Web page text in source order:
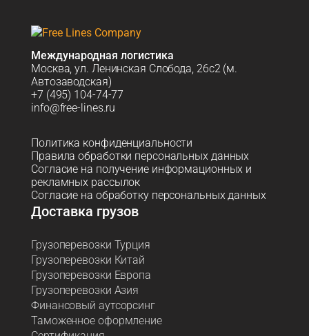
Международная логистика
Москва, ул. Ленинская Слобода, 26с2 (м.
Автозаводская)
+7 (495) 104-74-77
info@free-lines.ru
Политика конфиденциальности
Правила обработки персональных данных
Согласие на получение информационных и
рекламных рассылок
Согласие на обработку персональных данных
Доставка грузов
Грузоперевозки Турция
Грузоперевозки Китай
Грузоперевозки Европа
Грузоперевозки Азия
Финансовый аутсорсинг
Таможенное оформление